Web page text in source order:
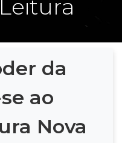
da
ao
Nova